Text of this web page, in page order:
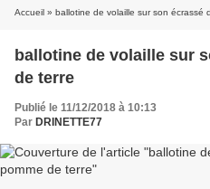
Accueil » ballotine de volaille sur son écrassé
ballotine de volaille sur
de terre
Publié le 11/12/2018 à 10:13
Par DRINETTE77